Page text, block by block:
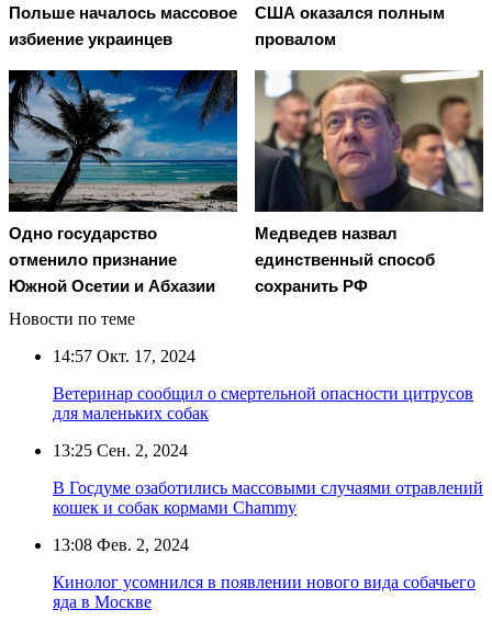
Польше началось массовое
избиение украинцев
США оказался полным
провалом
Одно государство
отменило признание
Южной Осетии и Абхазии
Медведев назвал
единственный способ
сохранить РФ
Новости по теме
14:57 Окт. 17, 2024
Ветеринар сообщил о смертельной опасности цитрусов
для маленьких собак
13:25 Сен. 2, 2024
В Госдуме озаботились массовыми случаями отравлений
кошек и собак кормами Chammy
13:08 Фев. 2, 2024
Кинолог усомнился в появлении нового вида собачьего
яда в Москве